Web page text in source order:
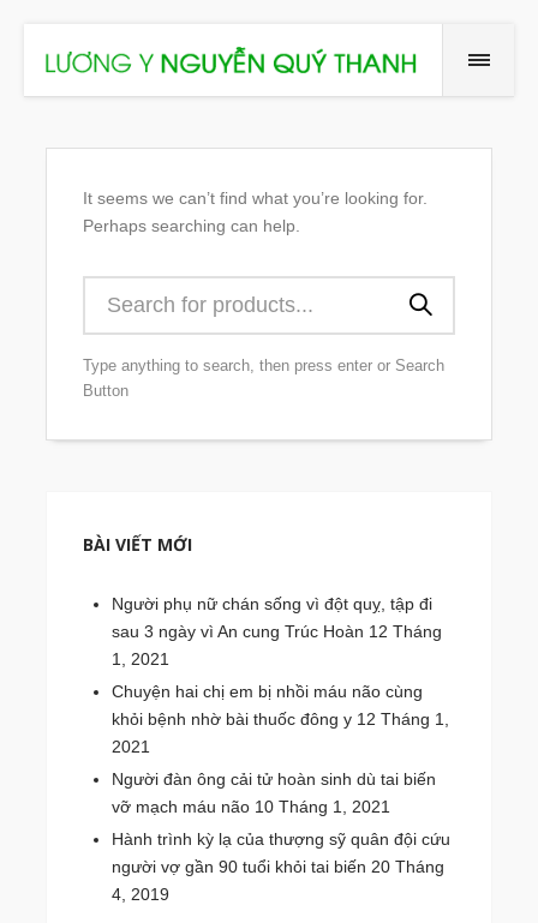
It seems we can’t find what you’re looking for.
Perhaps searching can help.
Type anything to search, then press enter or Search
Button
BÀI VIẾT MỚI
Người phụ nữ chán sống vì đột quỵ, tập đi
sau 3 ngày vì An cung Trúc Hoàn 12 Tháng
1, 2021
Chuyện hai chị em bị nhồi máu não cùng
khỏi bệnh nhờ bài thuốc đông y 12 Tháng 1,
2021
Người đàn ông cải tử hoàn sinh dù tai biến
vỡ mạch máu não 10 Tháng 1, 2021
Hành trình kỳ lạ của thượng sỹ quân đội cứu
người vợ gần 90 tuổi khỏi tai biến 20 Tháng
4, 2019